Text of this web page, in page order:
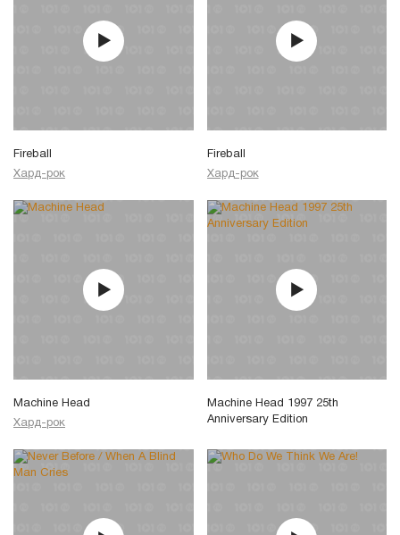
Fireball
Хард-рок
Fireball
Хард-рок
Machine Head
Хард-рок
Machine Head 1997 25th
Anniversary Edition